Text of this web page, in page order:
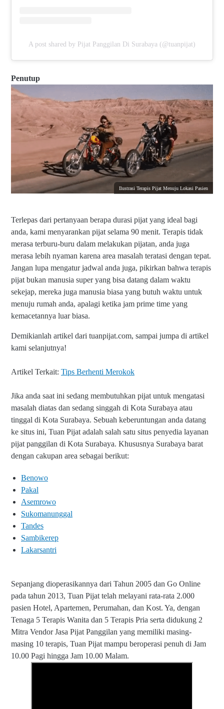
A post shared by Pijat Panggilan Di Surabaya (@tuanpijat)
Penutup
Ilustrasi Terapis Pijat Menuju Lokasi Pasien
Terlepas dari pertanyaan berapa durasi pijat yang ideal bagi
anda, kami menyarankan pijat selama 90 menit. Terapis tidak
merasa terburu-buru dalam melakukan pijatan, anda juga
merasa lebih nyaman karena area masalah teratasi dengan tepat.
Jangan lupa mengatur jadwal anda juga, pikirkan bahwa terapis
pijat bukan manusia super yang bisa datang dalam waktu
sekejap, mereka juga manusia biasa yang butuh waktu untuk
menuju rumah anda, apalagi ketika jam prime time yang
kemacetannya luar biasa.
Demikianlah artikel dari tuanpijat.com, sampai jumpa di artikel
kami selanjutnya!
Artikel Terkait: Tips Berhenti Merokok
Jika anda saat ini sedang membutuhkan pijat untuk mengatasi
masalah diatas dan sedang singgah di Kota Surabaya atau
tinggal di Kota Surabaya. Sebuah keberuntungan anda datang
ke situs ini, Tuan Pijat adalah salah satu situs penyedia layanan
pijat panggilan di Kota Surabaya. Khususnya Surabaya barat
dengan cakupan area sebagai berikut:
Benowo
Pakal
Asemrowo
Sukomanunggal
Tandes
Sambikerep
Lakarsantri
Sepanjang dioperasikannya dari Tahun 2005 dan Go Online
pada tahun 2013, Tuan Pijat telah melayani rata-rata 2.000
pasien Hotel, Apartemen, Perumahan, dan Kost. Ya, dengan
Tenaga 5 Terapis Wanita dan 5 Terapis Pria serta didukung 2
Mitra Vendor Jasa Pijat Panggilan yang memiliki masing-
masing 10 terapis, Tuan Pijat mampu beroperasi penuh di Jam
10.00 Pagi hingga Jam 10.00 Malam.